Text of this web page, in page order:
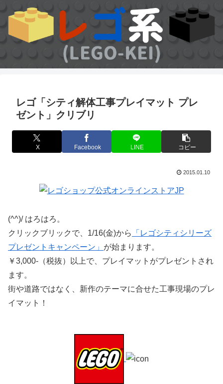
レゴ「シティ解体工事プレイマット プレ
ゼント」クリブリ
X Facebook LINE コピー
2015.01.10
(^^)/ はろはろ。
クリックブリックで、1/16(金)から
「レゴシティシリーズ
プレゼントキャンペーン」 が始まります。
￥3,000-（税抜）以上で、プレイマットがプレゼントされ
ます。
街や道路ではなく、新作のテーマに合せた工事現場のプレ
イマット！